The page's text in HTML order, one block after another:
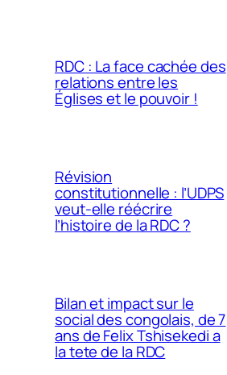
RDC : La face cachée des
relations entre les
Églises et le pouvoir !
Révision
constitutionnelle : l’UDPS
veut-elle réécrire
l’histoire de la RDC ?
Bilan et impact sur le
social des congolais, de 7
ans de Felix Tshisekedi a
la tete de la RDC